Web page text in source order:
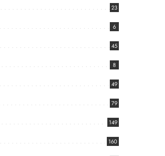
23
6
45
8
49
79
149
160